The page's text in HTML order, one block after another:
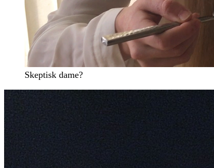
Skeptisk dame?